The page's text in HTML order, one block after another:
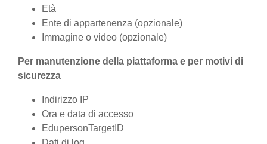
Età
Ente di appartenenza (opzionale)
Immagine o video (opzionale)
Per manutenzione della piattaforma e per motivi di
sicurezza
Indirizzo IP
Ora e data di accesso
EdupersonTargetID